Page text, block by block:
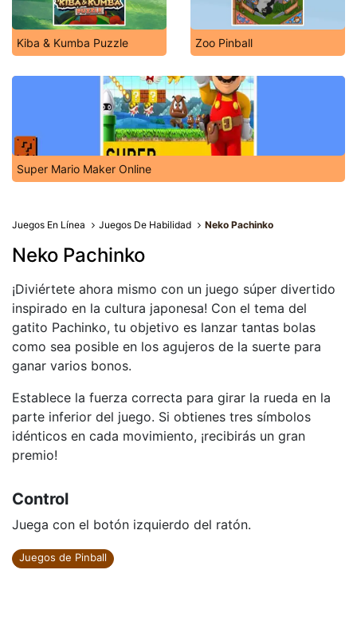
Kiba & Kumba Puzzle Zoo Pinball
Super Mario Maker Online
Juegos En Línea Juegos De Habilidad Neko Pachinko
Neko Pachinko
¡Diviértete ahora mismo con un juego súper divertido
inspirado en la cultura japonesa! Con el tema del
gatito Pachinko, tu objetivo es lanzar tantas bolas
como sea posible en los agujeros de la suerte para
ganar varios bonos.
Establece la fuerza correcta para girar la rueda en la
parte inferior del juego. Si obtienes tres símbolos
idénticos en cada movimiento, ¡recibirás un gran
premio!
Control
Juega con el botón izquierdo del ratón.
Juegos de Pinball